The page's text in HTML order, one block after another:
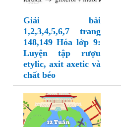
Giải bài
1,2,3,4,5,6,7 trang
148,149 Hóa lớp 9:
Luyện tập rượu
etylic, axit axetic và
chất béo